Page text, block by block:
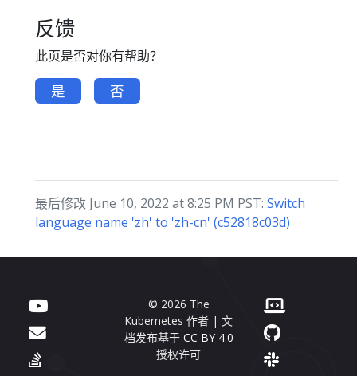
反馈
此页是否对你有帮助？
是 否
最后修改 June 10, 2022 at 8:25 PM PST: Switch
language name 'zh' to 'zh-cn' (c52818c03d)
© 2026 The
Kubernetes 作者 | 文
档发布基于 CC BY 4.0
授权许可